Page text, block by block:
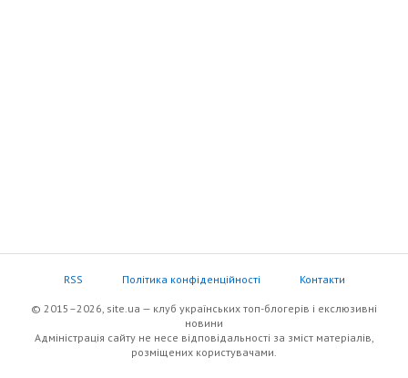
RSS Політика конфіденційності Контакти
© 2015–2026, site.ua — клуб українських топ-блогерів i екслюзивнi
новини
Адміністрація сайту не несе відповідальності за зміст матеріалів,
розміщених користувачами.